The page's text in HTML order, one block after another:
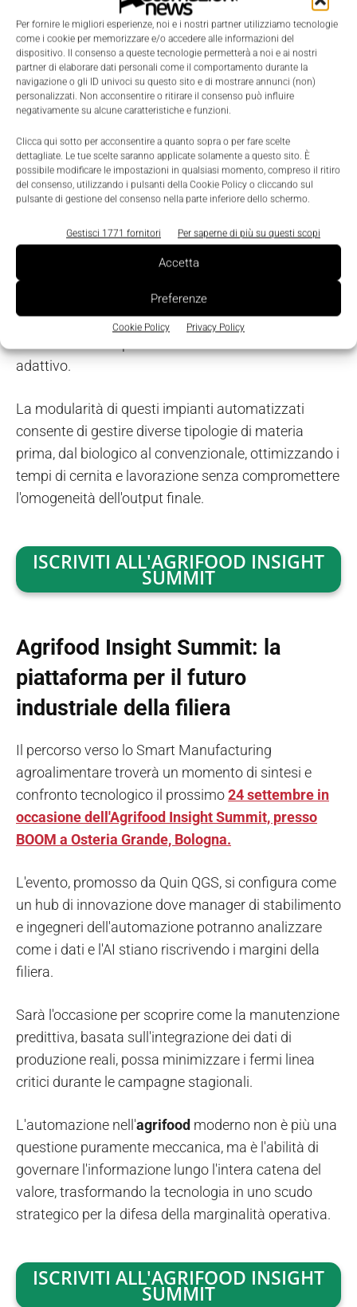
Per fornire le migliori esperienze, noi e i nostri partner utilizziamo tecnologie
come i cookie per memorizzare e/o accedere alle informazioni del
dispositivo. Il consenso a queste tecnologie permetterà a noi e ai nostri
partner di elaborare dati personali come il comportamento durante la
navigazione o gli ID univoci su questo sito e di mostrare annunci (non)
personalizzati. Non acconsentire o ritirare il consenso può influire
negativamente su alcune caratteristiche e funzioni.
Clicca qui sotto per acconsentire a quanto sopra o per fare scelte
dettagliate. Le tue scelte saranno applicate solamente a questo sito. È
possibile modificare le impostazioni in qualsiasi momento, compreso il ritiro
del consenso, utilizzando i pulsanti della Cookie Policy o cliccando sul
pulsante di gestione del consenso nella parte inferiore dello schermo.
Gestisci 1771 fornitori Per saperne di più su questi scopi
Accetta
Preferenze
Cookie Policy Privacy Policy
meccanica di precisionesta riscrivendo le regole
anche nelle fasi di trasformazione più energivore,
come quelle del settore conserviero.
Un esempio di eccellenza è rappresentato
inattivazione enzimatica del pomodoro, dove
tecnologie di evaporazione di ultima generazione
permettono di recuperare vapore e condense,
emissioni di CO2.
In queste smart factory, la sensoristica IoT non si
limita a monitorare lo stato delle macchine, ma
analizza in continuo la qualità del prodotto,
adattivo.
La modularità di questi impianti automatizzati
consente di gestire diverse tipologie di materia
prima, dal biologico al convenzionale, ottimizzando i
tempi di cernita e lavorazione senza compromettere
l'omogeneità dell'output finale.
ISCRIVITI ALL'AGRIFOOD INSIGHT
SUMMIT
Agrifood Insight Summit: la
piattaforma per il futuro
industriale della filiera
Il percorso verso lo Smart Manufacturing
agroalimentare troverà un momento di sintesi e
confronto tecnologico il prossimo24 settembre in
occasione dell'Agrifood Insight Summit, presso
BOOM a Osteria Grande, Bologna.
L'evento, promosso da Quin QGS, si configura come
un hub di innovazione dove manager di stabilimento
e ingegneri dell'automazione potranno analizzare
come i dati e l'AI stiano riscrivendo i margini della
filiera.
Sarà l'occasione per scoprire come la manutenzione
predittiva, basata sull'integrazione dei dati di
produzione reali, possa minimizzare i fermi linea
critici durante le campagne stagionali.
L'automazione nell'agrifood moderno non è più una
questione puramente meccanica, ma è l'abilità di
governare l'informazione lungo l'intera catena del
valore, trasformando la tecnologia in uno scudo
strategico per la difesa della marginalità operativa.
ISCRIVITI ALL'AGRIFOOD INSIGHT
SUMMIT